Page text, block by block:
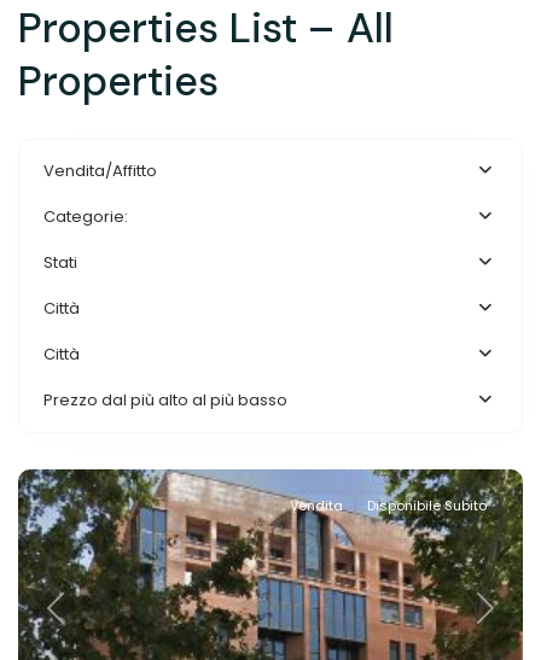
Properties List – All
Properties
Vendita/Affitto
Categorie:
Stati
Città
Città
Prezzo dal più alto al più basso
Previous Next
Vendita Disponibile Subito